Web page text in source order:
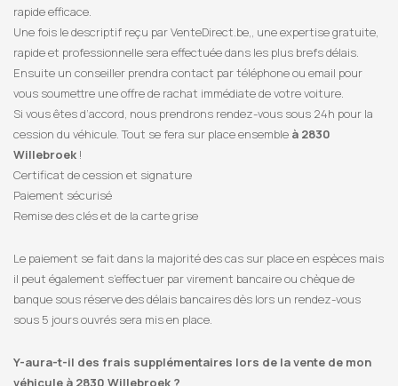
rapide efficace.
Une fois le descriptif reçu par VenteDirect.be,, une expertise gratuite,
rapide et professionnelle sera effectuée dans les plus brefs délais.
Ensuite un conseiller prendra contact par téléphone ou email pour
vous soumettre une offre de rachat immédiate de votre voiture.
Si vous êtes d’accord, nous prendrons rendez-vous sous 24h pour la
cession du véhicule. Tout se fera sur place ensemble à 2830
Willebroek !
Certificat de cession et signature
Paiement sécurisé
Remise des clés et de la carte grise
Le paiement se fait dans la majorité des cas sur place en espèces mais
il peut également s’effectuer par virement bancaire ou chèque de
banque sous réserve des délais bancaires dès lors un rendez-vous
sous 5 jours ouvrés sera mis en place.
Y-aura-t-il des frais supplémentaires lors de la vente de mon
véhicule à 2830 Willebroek ?